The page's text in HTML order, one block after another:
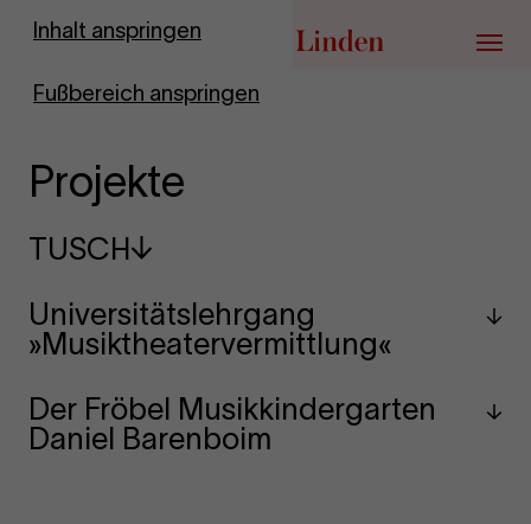
Inhalt anspringen
Fußbereich anspringen
Zur Startseite
Menü
Projekte
TUSCH
Universitätslehrgang
»Musiktheatervermittlung«
Der Fröbel Musikkindergarten
Daniel Barenboim